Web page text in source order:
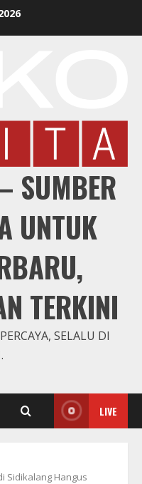
SUMBER
UNTUK
TERKINI
SELALU DI
LIVE
Sidikalang Hangus